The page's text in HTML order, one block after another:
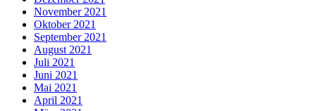
November 2021
Oktober 2021
September 2021
August 2021
Juli 2021
Juni 2021
Mai 2021
April 2021